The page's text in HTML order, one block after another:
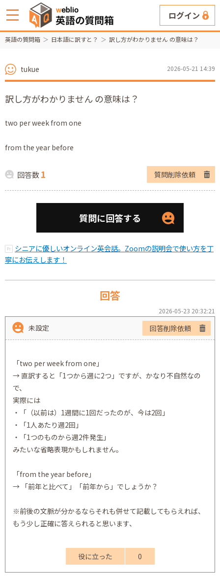
ログイン
英語の質問箱 日本語に訳すと？ 訳し方がわかりません の意味は？
tukue 2026-05-21 14:39
訳し方がわかりません の意味は？
two per week from one
from the year before
回答数1 質問削除依頼
質問に回答する
シニアに優しいオンライン英会話。Zoomの説明会で使い方を丁
寧にお伝えします！
回答
2026-05-23 20:32:21
未設定 回答削除依頼
「two per week from one」
→ 直訳すると「1つから週に2つ」ですが、かなり不自然なの
で、
実際には
・「（以前は）1週間に1回だったのが、今は2回」
・「1人あたり週2回」
・「1つのものから週2件発生」
みたいな省略表現かもしれません。
「from the year before」
→ 「前年と比べて」「前年から」でしょうか？
※前後の文脈が分かるならそれも併せて記載してもらえれば、
もう少し正確に答えられると思います、
役に立った 0